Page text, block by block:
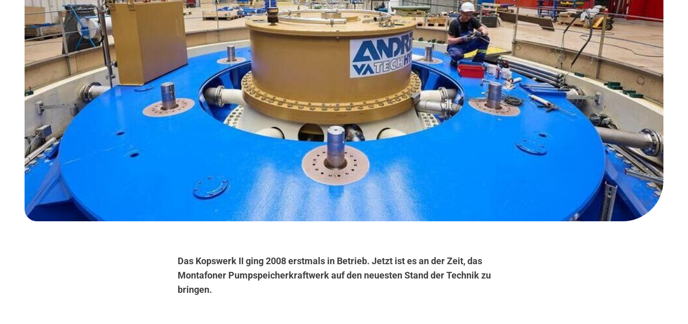
Das Kopswerk II ging 2008 erstmals in Betrieb. Jetzt ist es an der Zeit, das
Montafoner Pumpspeicherkraftwerk auf den neuesten Stand der Technik zu
bringen.